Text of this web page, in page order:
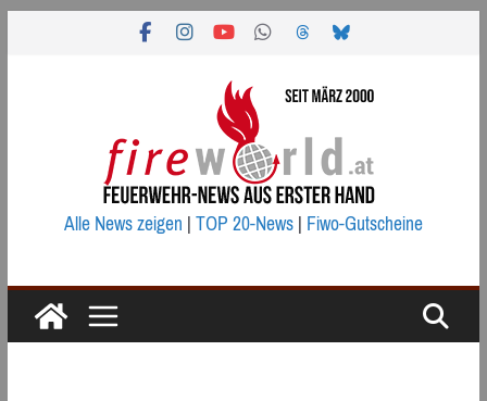
Alle News zeigen|TOP 20-News|Fiwo-Gutscheine